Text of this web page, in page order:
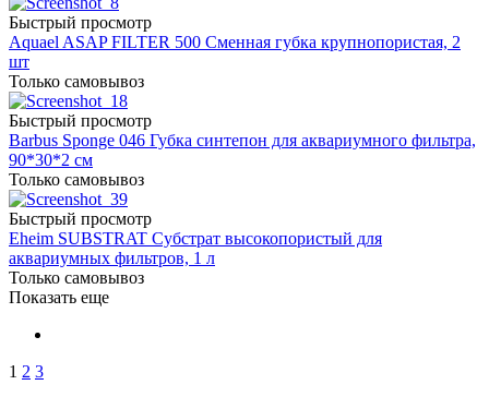
Быстрый просмотр
Aquael ASAP FILTER 500 Сменная губка крупнопористая, 2
шт
Только самовывоз
Быстрый просмотр
Barbus Sponge 046 Губка синтепон для аквариумного фильтра,
90*30*2 см
Только самовывоз
Быстрый просмотр
Eheim SUBSTRAT Субстрат высокопористый для
аквариумных фильтров, 1 л
Только самовывоз
Показать еще
1 2 3